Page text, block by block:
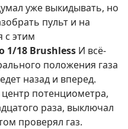
уже выкидывать, но
пульт и на
с этим
1/18 Brushless И всё-
положения газа
назад и вперед.
потенциометра,
раза, выключал
проверял газ.